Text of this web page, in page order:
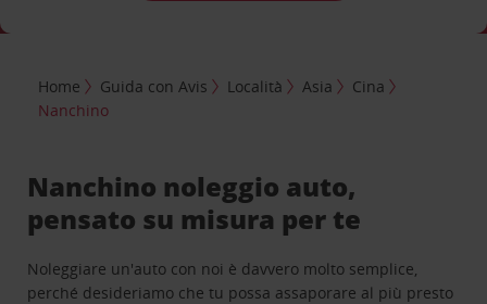
Home Guida con Avis Località Asia
Cina
Nanchino
Nanchino noleggio auto,
pensato su misura per te
Noleggiare un'auto con noi è davvero molto semplice,
perché desideriamo che tu possa assaporare al più presto